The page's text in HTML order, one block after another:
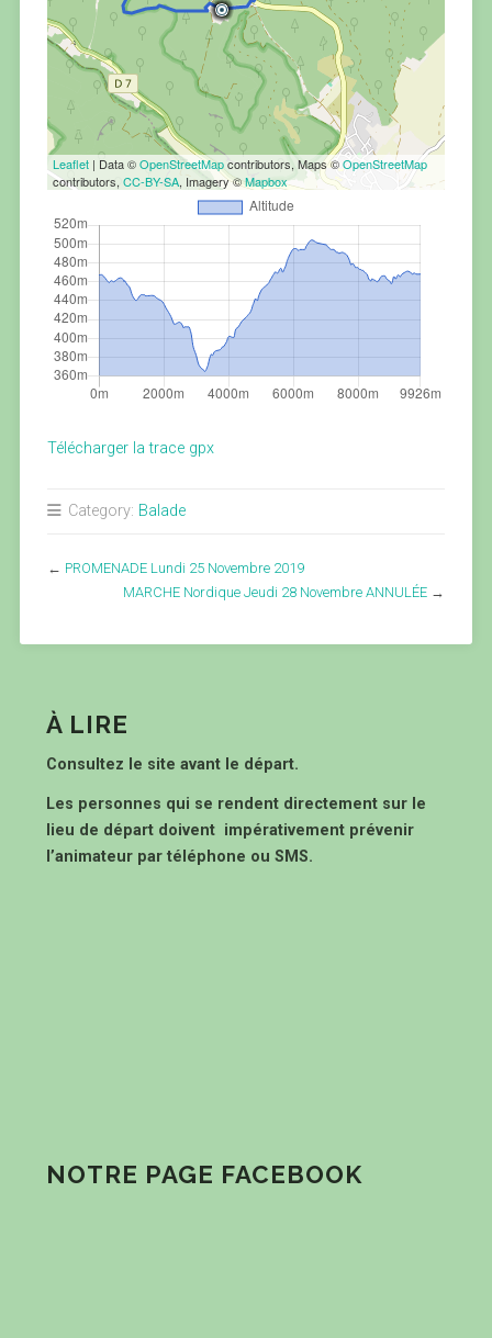
Leaflet| Data ©OpenStreetMapcontributors, Maps ©OpenStreetMap
contributors, CC-BY-SA, Imagery ©Mapbox
Télécharger la trace gpx
Category: Balade
← PROMENADE Lundi 25 Novembre 2019
MARCHE Nordique Jeudi 28 Novembre ANNULÉE →
À LIRE
Consultez le site avant le départ.
Les personnes qui se rendent directement sur le
lieu de départ doivent impérativement prévenir
l’animateur par téléphone ou SMS.
NOTRE PAGE FACEBOOK